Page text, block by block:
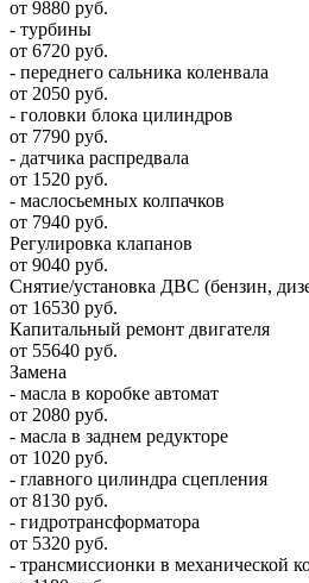
от 9880 руб.
- турбины
от 6720 руб.
- переднего сальника коленвала
от 2050 руб.
- головки блока цилиндров
от 7790 руб.
- датчика распредвала
от 1520 руб.
- маслосьемных колпачков
от 7940 руб.
Регулировка клапанов
от 9040 руб.
Снятие/установка ДВС (бензин,
от 16530 руб.
Капитальный ремонт двигателя
от 55640 руб.
Замена
- масла в коробке автомат
от 2080 руб.
- масла в заднем редукторе
от 1020 руб.
- главного цилиндра сцепления
от 8130 руб.
- гидротрансформатора
от 5320 руб.
- трансмиссионки в механической